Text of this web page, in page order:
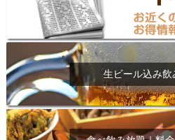
生ビール込み飲